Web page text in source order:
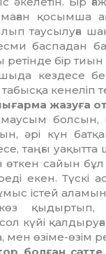
маған қосымша
таусылуға
баспадан
ретінде бір
кездесе
кенеліп
жазу­ға
бол­сын,
әрі күн
таңғы
өткен сайын бұл
екен. Түскі
істей
көз қыдыртып,
күйі
мен өзіме-өзім